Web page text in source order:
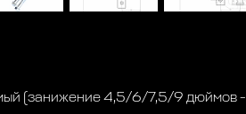
(занижение 4,5/6/7,5/9 дюймов -